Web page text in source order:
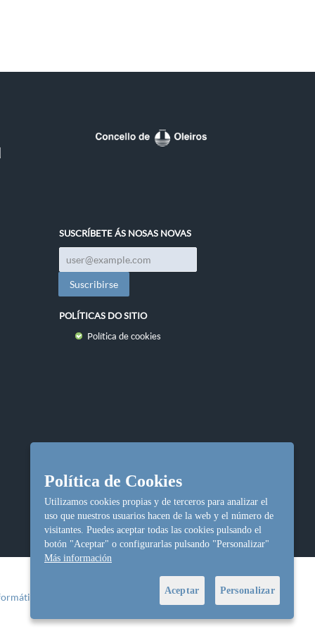
SUSCRÍBETE ÁS NOSAS NOVAS
POLÍTICAS DO SITIO
Política de cookies
Política de Cookies
Utilizamos cookies propias y de terceros para analizar el
uso que nuestros usuarios hacen de la web y el número de
visitantes. Puedes aceptar todas las cookies pulsando el
botón "Aceptar" o configurarlas pulsando "Personalizar"
Más información
Aceptar Personalizar